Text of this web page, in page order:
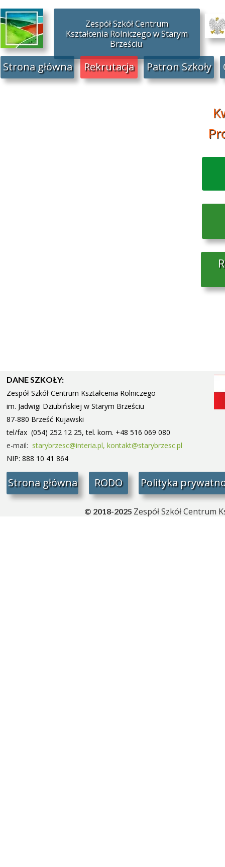
Rekrutacja
Strona główna Patron Szkoły
Zespół Szkół Centrum
Kształcenia Rolniczego w Starym
Brześciu
Strona główna Polityka
RODO
DANE SZKOŁY:
Zespół Szkół Centrum Kształcenia Rolniczego
im. Jadwigi Dziubińskiej w Starym Brześciu
87-880 Brześć Kujawski
tel/fax (054) 252 12 25, tel. kom. +48 516 069 080
e-mail: starybrzesc@interia.pl, kontakt@starybrzesc.pl
NIP: 888 10 41 864
© 2018-2025 Zespół Szkół Centrum